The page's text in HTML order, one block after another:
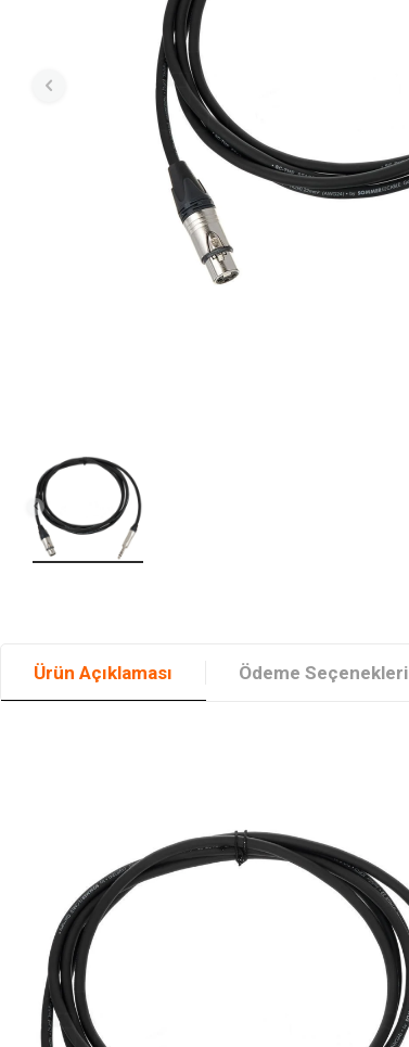
Ürün Açıklaması Ödeme Seçenekleri